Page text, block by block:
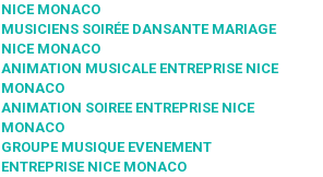
NICE MONACO
MUSICIENS SOIRÉE DANSANTE MARIAGE
NICE MONACO
ANIMATION MUSICALE ENTREPRISE NICE
MONACO
ANIMATION SOIREE ENTREPRISE NICE
MONACO
GROUPE MUSIQUE EVENEMENT
ENTREPRISE NICE MONACO